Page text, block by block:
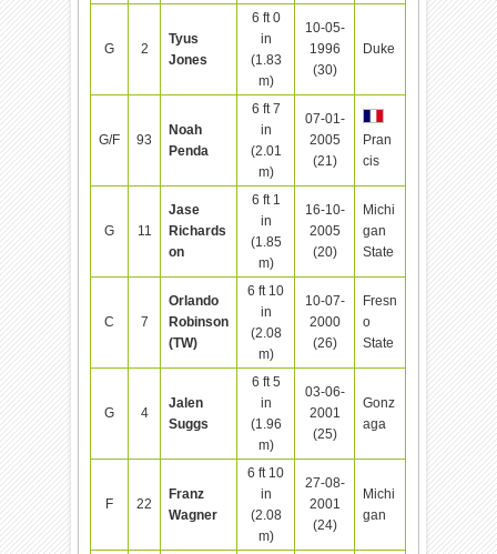
G 2
Tyus
Jones
6 ft 0
in
(1.83
m)
10-05-
1996
(30)
Duke
G/F 93
Noah
Penda
6 ft 7
in
(2.01
m)
07-01-
2005
(21)
Pran
cis
G 11
Jase
Richards
on
6 ft 1
in
(1.85
m)
16-10-
2005
(20)
Michi
gan
State
C 7
Orlando
Robinson
(TW)
6 ft 10
in
(2.08
m)
10-07-
2000
(26)
Fresn
o
State
G 4
Jalen
Suggs
6 ft 5
in
(1.96
m)
03-06-
2001
(25)
Gonz
aga
F 22
Franz
Wagner
6 ft 10
in
(2.08
m)
27-08-
2001
(24)
Michi
gan